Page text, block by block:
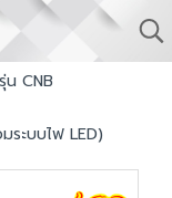
น CNB
ระบบไฟ LED)